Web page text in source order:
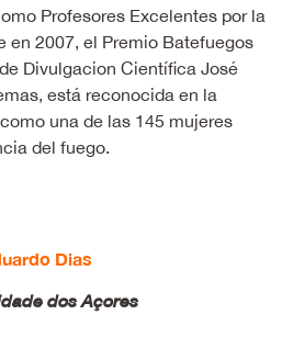
Profesores Excelentes por la
en 2007, el Premio Batefuegos
Divulgacion Científica José
está reconocida en la
una de las 145 mujeres
del fuego.
Dias
dos Açores